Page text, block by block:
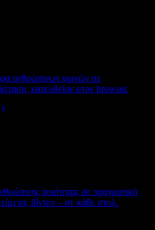
ανθρώπινων φωνών σε
κατευθείαν στον browser.
ποιότητας σε πραγματικό
βίντεο – σε κάθε στυλ.